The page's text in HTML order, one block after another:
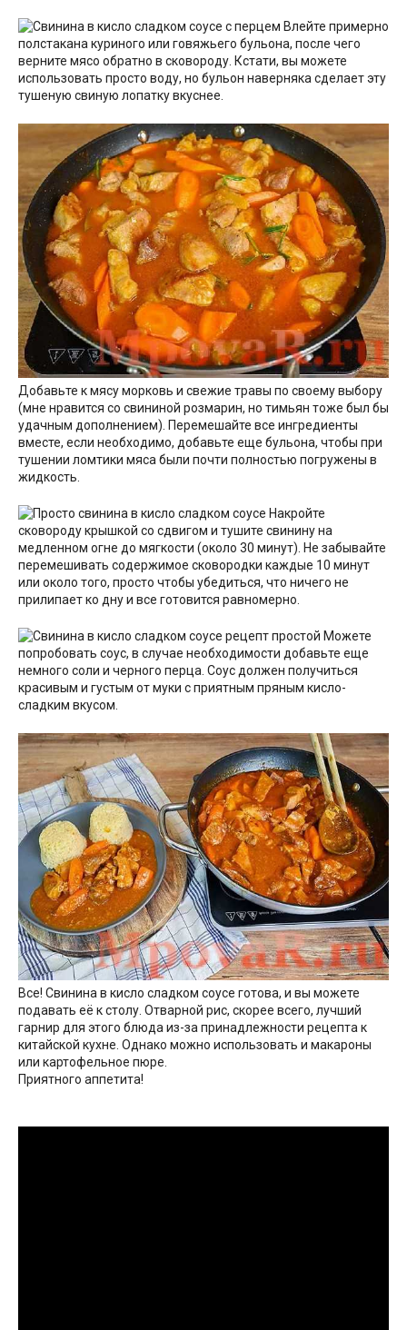
Влейте примерно
полстакана куриного или говяжьего бульона, после чего
верните мясо обратно в сковороду. Кстати, вы можете
использовать просто воду, но бульон наверняка сделает эту
тушеную свиную лопатку вкуснее.
Добавьте к мясу морковь и свежие травы по своему выбору
(мне нравится со свининой розмарин, но тимьян тоже был бы
удачным дополнением). Перемешайте все ингредиенты
вместе, если необходимо, добавьте еще бульона, чтобы при
тушении ломтики мяса были почти полностью погружены в
жидкость.
Накройте
сковороду крышкой со сдвигом и тушите свинину на
медленном огне до мягкости (около 30 минут). Не забывайте
перемешивать содержимое сковородки каждые 10 минут
или около того, просто чтобы убедиться, что ничего не
прилипает ко дну и все готовится равномерно.
Можете
попробовать соус, в случае необходимости добавьте еще
немного соли и черного перца. Соус должен получиться
красивым и густым от муки с приятным пряным кисло-
сладким вкусом.
Все! Свинина в кисло сладком соусе готова, и вы можете
подавать её к столу. Отварной рис, скорее всего, лучший
гарнир для этого блюда из-за принадлежности рецепта к
китайской кухне. Однако можно использовать и макароны
или картофельное пюре.
Приятного аппетита!